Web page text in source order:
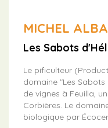
MICHEL
Les Sabots
Le pificulteur
domaine "Les
de vignes à Feuilla,
Corbières. Le
biologique par